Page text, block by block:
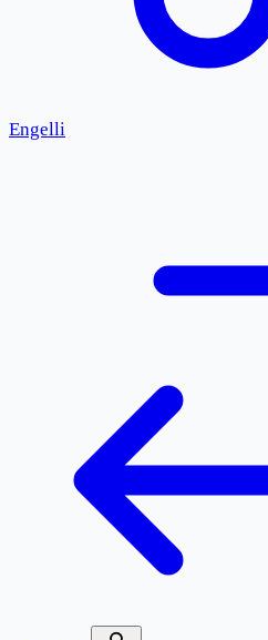
Engelli